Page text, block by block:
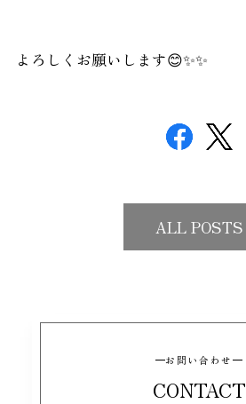
よろしくお願いします😊✨✨
ALL POSTS
お問い合わせ
CONTACT